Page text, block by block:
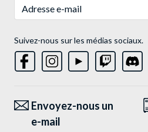
Suivez-nous sur les médias sociaux.
Envoyez-nous un
e-mail